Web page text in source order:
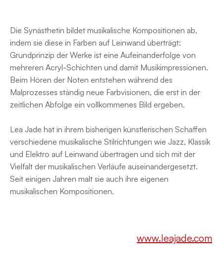
Die Synästhetin bildet musikalische Kompositionen ab,
indem sie diese in Farben auf Leinwand überträgt:
Grundprinzip der Werke ist eine Aufeinanderfolge von
mehreren Acryl-Schichten und damit Musikimpressionen.
Beim Hören der Noten entstehen während des
Malprozesses ständig neue Farbvisionen, die erst in der
zeitlichen Abfolge ein vollkommenes Bild ergeben.
Lea Jade hat in ihrem bisherigen künstlerischen Schaffen
verschiedene musikalische Stilrichtungen wie Jazz, Klassik
und Elektro auf Leinwand übertragen und sich mit der
Vielfalt der musikalischen Verläufe auseinandergesetzt.
Seit einigen Jahren malt sie auch ihre eigenen
musikalischen Kompositionen.
www.leajade.com